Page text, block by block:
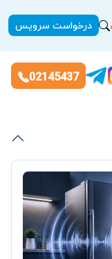
درخواست سرویس
02145437